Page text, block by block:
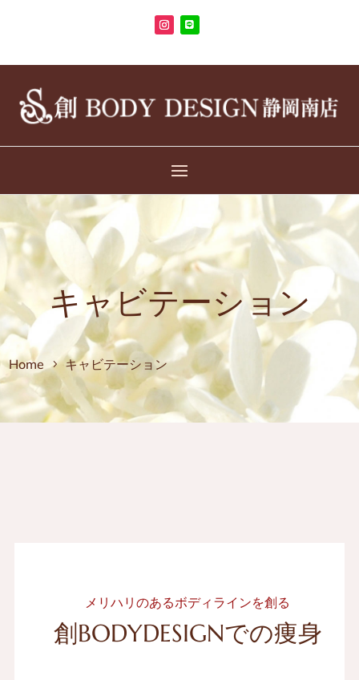
キャビテーション
Home キャビテーション
メリハリのあるボディラインを創る
創BODYDESIGNでの痩身